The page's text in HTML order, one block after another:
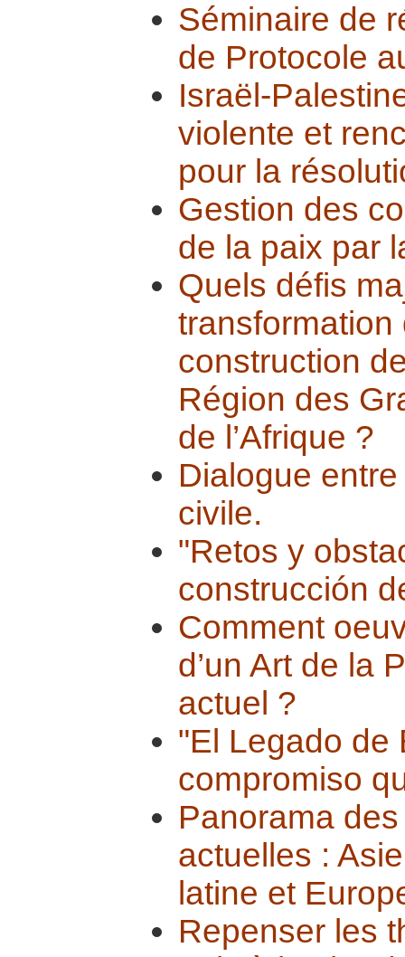
Séminaire de
de Protocole
Israël-
violente et
pour la
Gestion des
de la paix par
Quels défis
transformation
construction
Région des
de l’Afrique ?
Dialogue
civile.
"Retos y
construcción
Comment
d’un Art de la
actuel ?
"El Legado de
compromiso
Panorama
actuelles :
latine et
Repenser les